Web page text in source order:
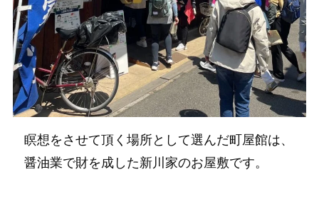
瞑想をさせて頂く場所として選んだ町屋館は、
醤油業で財を成した新川家のお屋敷です。